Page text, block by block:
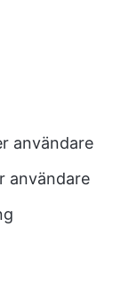
användare
användare